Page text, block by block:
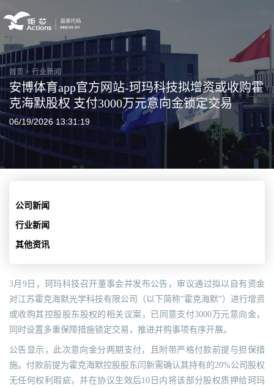
首页 > 行业新闻
安博体育app官方网站-珂玛科技拟增资或收购霍
克海默股权 支付3000万元意向金锁定交易
06/19/2026 13:31:19
公司新闻
行业新闻
其他资讯
3月9日，珂玛科技召开董事会并发布公告，审议通过拟以自有资金
对江苏霍克海默光学科技有限公司（以下简称“霍克海默”）进行增资
或收购其控股股东股权的相关议案，已同意支付3000万元意向金，
同时设置多重保障措施锁定交易，推进并购事项有序开展。
公告显示，此次意向金分两期支付，且附带严格付款前提与担保措
施。付款前提为霍克海默控股股东闫新需确认其持有的20%公司股权
无任何权利瑕疵，并在协议生效后10日内将该部分股权质押给珂玛